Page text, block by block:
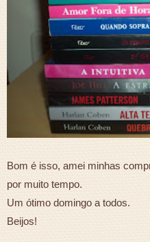
Bom é isso, amei minhas
por muito tempo.
Um ótimo domingo a todos.
Beijos!